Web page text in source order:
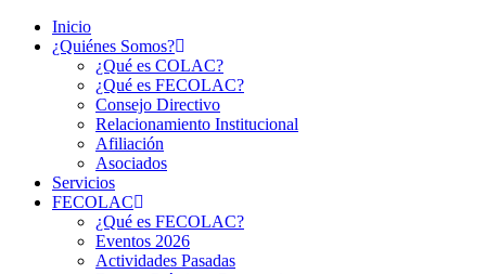
Inicio
¿Quiénes Somos?
¿Qué es COLAC?
¿Qué es FECOLAC?
Consejo Directivo
Relacionamiento Institucional
Afiliación
Asociados
Servicios
FECOLAC
¿Qué es FECOLAC?
Eventos 2026
Actividades Pasadas